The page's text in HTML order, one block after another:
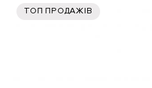
ТОП ПРОДАЖІВ